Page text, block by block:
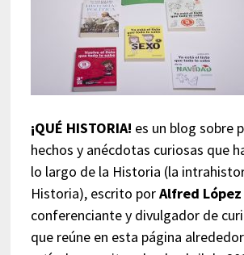
¡QUÉ HISTORIA! es un blog sobre
hechos y anécdotas curiosas que
lo largo de la Historia (la
Historia), escrito porAlfred López
conferenciante y divulgador de
que reúne en esta página